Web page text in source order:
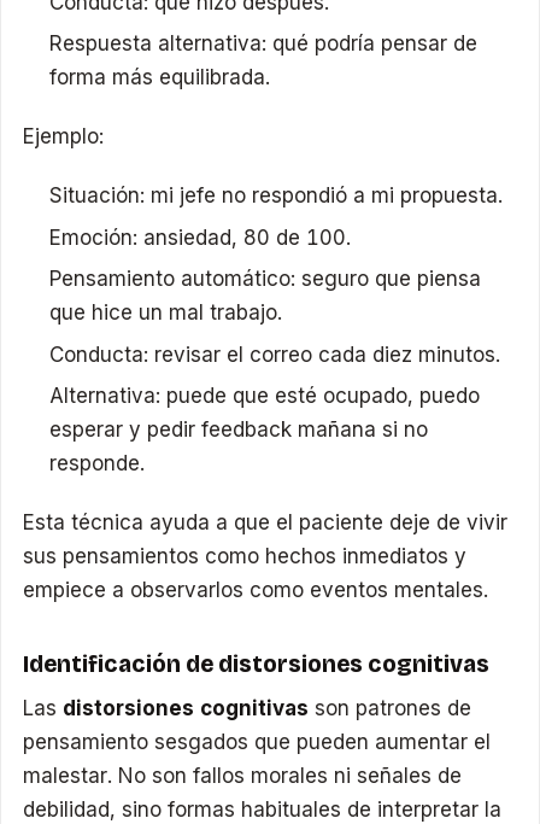
Respuesta alternativa: qué podría pensar de
forma más equilibrada.
Ejemplo:
Situación: mi jefe no respondió a mi propuesta.
Emoción: ansiedad, 80 de 100.
Pensamiento automático: seguro que piensa
que hice un mal trabajo.
Conducta: revisar el correo cada diez minutos.
Alternativa: puede que esté ocupado, puedo
esperar y pedir feedback mañana si no
responde.
Esta técnica ayuda a que el paciente deje de vivir
sus pensamientos como hechos inmediatos y
empiece a observarlos como eventos mentales.
Identificación de distorsiones cognitivas
Las distorsiones cognitivas son patrones de
pensamiento sesgados que pueden aumentar el
malestar. No son fallos morales ni señales de
debilidad, sino formas habituales de interpretar la